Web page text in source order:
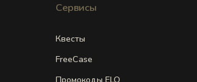
Сервисы
Квесты
FreeCase
Промокоды ELO